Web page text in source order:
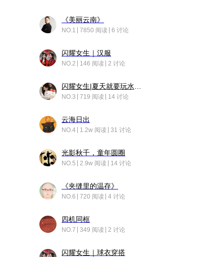
《美丽云南》
NO.1 7850 阅读 6 讨论
闪耀女生｜汉服
NO.2 146 阅读 2 讨论
NO.3 719 阅读 14 讨论
云海日出
NO.4 1.2w 阅读 31 讨论
光影秋千，童年圆圈
NO.5 2.9w 阅读 14 讨论
《夹缝里的温存》
NO.6 720 阅读 4 讨论
四机同框
NO.7 349 阅读 2 讨论
闪耀女生｜球衣穿搭